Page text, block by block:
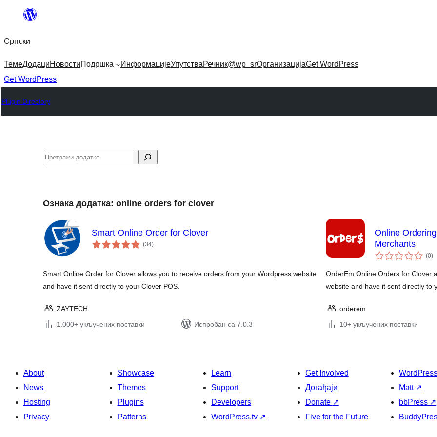
Скочи
садржај
Српски
ТемеДодациНовостиПодршка ИнформацијеУпутстваРечник@wp_srОрганизацијаGet WordPress
Get WordPress
Plugin Directory
Претрага
Ознака додатка: online orders for clover
Smart Online Order for Clover
(34укупних
оцена
)
Smart Online Order for Clover allows you to receive orders from your Wordpress website
and have it sent directly to your Clover POS.
ZAYTECH
1.000+ укључених поставки
Испробан са 7.0.3
Online
Merchants
(0)
OrderEm Online Orders for Clover
website and have it sent directly to
orderem
10+ укључених поставки
About
News
Hosting
Privacy
Showcase
Themes
Plugins
Patterns
Learn
Support
Developers
WordPress.tv ↗
Get Involved
Догађаји
Donate ↗
Five for the Future
Matt ↗
bbPress ↗